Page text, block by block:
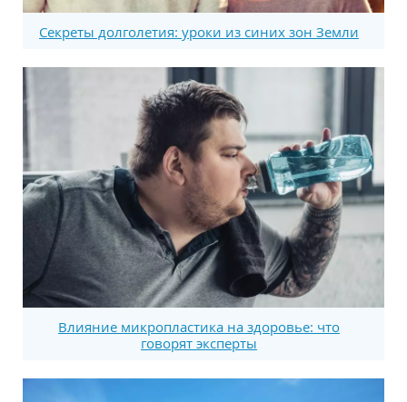
Секреты долголетия: уроки из синих зон Земли
Влияние микропластика на здоровье: что
говорят эксперты